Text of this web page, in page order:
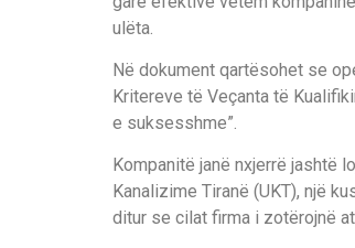
ulëta.
Në dokument qartësohet se
Kritereve të Veçanta të
e suksesshme”.
Kompanitë janë nxjerrë jashtë
Kanalizime Tiranë (UKT), një
ditur se cilat firma i zotërojnë